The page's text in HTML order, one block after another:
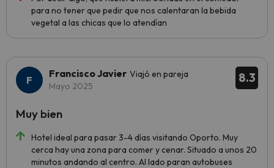
para no tener que pedir que nos calentaran la bebida
vegetal a las chicas que lo atendían
8.3
Francisco Javier Viajó en pareja
Mayo 2025
Hotel ideal para pasar 3-4 días visitando Oporto. Muy
cerca hay una zona para comer y cenar. Situado a unos 20
minutos andando al centro. Al lado paran autobuses
Muy bien